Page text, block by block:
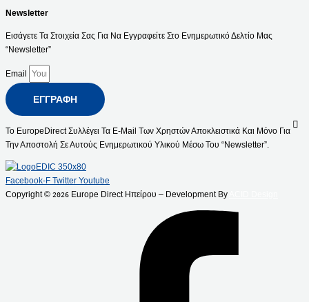
Newsletter
Εισάγετε Τα Στοιχεία Σας Για Να Εγγραφείτε Στο Ενημερωτικό Δελτίο Μας
“Newsletter”
Email
ΕΓΓΡΑΦΉ
Το EuropeDirect Συλλέγει Τα E-Mail Των Χρηστών Αποκλειστικά Και Μόνο Για
Την Αποστολή Σε Αυτούς Ενημερωτικού Υλικού Μέσω Του “Newsletter”.
Facebook-F Twitter Youtube
Copyright © 2026 Europe Direct Ηπείρου – Development By